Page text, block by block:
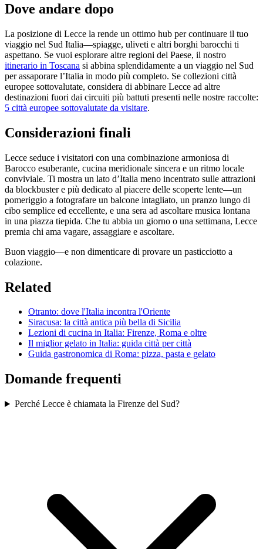
Dove andare dopo
La posizione di Lecce la rende un ottimo hub per continuare il tuo
viaggio nel Sud Italia—spiagge, uliveti e altri borghi barocchi ti
aspettano. Se vuoi esplorare altre regioni del Paese, il nostro
itinerario in Toscana si abbina splendidamente a un viaggio nel Sud
per assaporare l’Italia in modo più completo. Se collezioni città
europee sottovalutate, considera di abbinare Lecce ad altre
destinazioni fuori dai circuiti più battuti presenti nelle nostre raccolte:
5 città europee sottovalutate da visitare.
Considerazioni finali
Lecce seduce i visitatori con una combinazione armoniosa di
Barocco esuberante, cucina meridionale sincera e un ritmo locale
conviviale. Ti mostra un lato d’Italia meno incentrato sulle attrazioni
da blockbuster e più dedicato al piacere delle scoperte lente—un
pomeriggio a fotografare un balcone intagliato, un pranzo lungo di
cibo semplice ed eccellente, e una sera ad ascoltare musica lontana
in una piazza tiepida. Che tu abbia un giorno o una settimana, Lecce
premia chi ama vagare, assaggiare e ascoltare.
Buon viaggio—e non dimenticare di provare un pasticciotto a
colazione.
Related
Otranto: dove l'Italia incontra l'Oriente
Siracusa: la città antica più bella di Sicilia
Lezioni di cucina in Italia: Firenze, Roma e oltre
Il miglior gelato in Italia: guida città per città
Guida gastronomica di Roma: pizza, pasta e gelato
Domande frequenti
Perché Lecce è chiamata la Firenze del Sud?